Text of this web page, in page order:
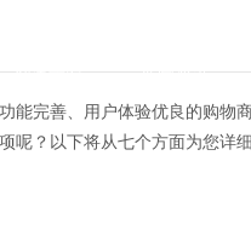
解决方案 新闻资讯
能完善、用户体验优良的购物
？以下将从七个方面为您详细